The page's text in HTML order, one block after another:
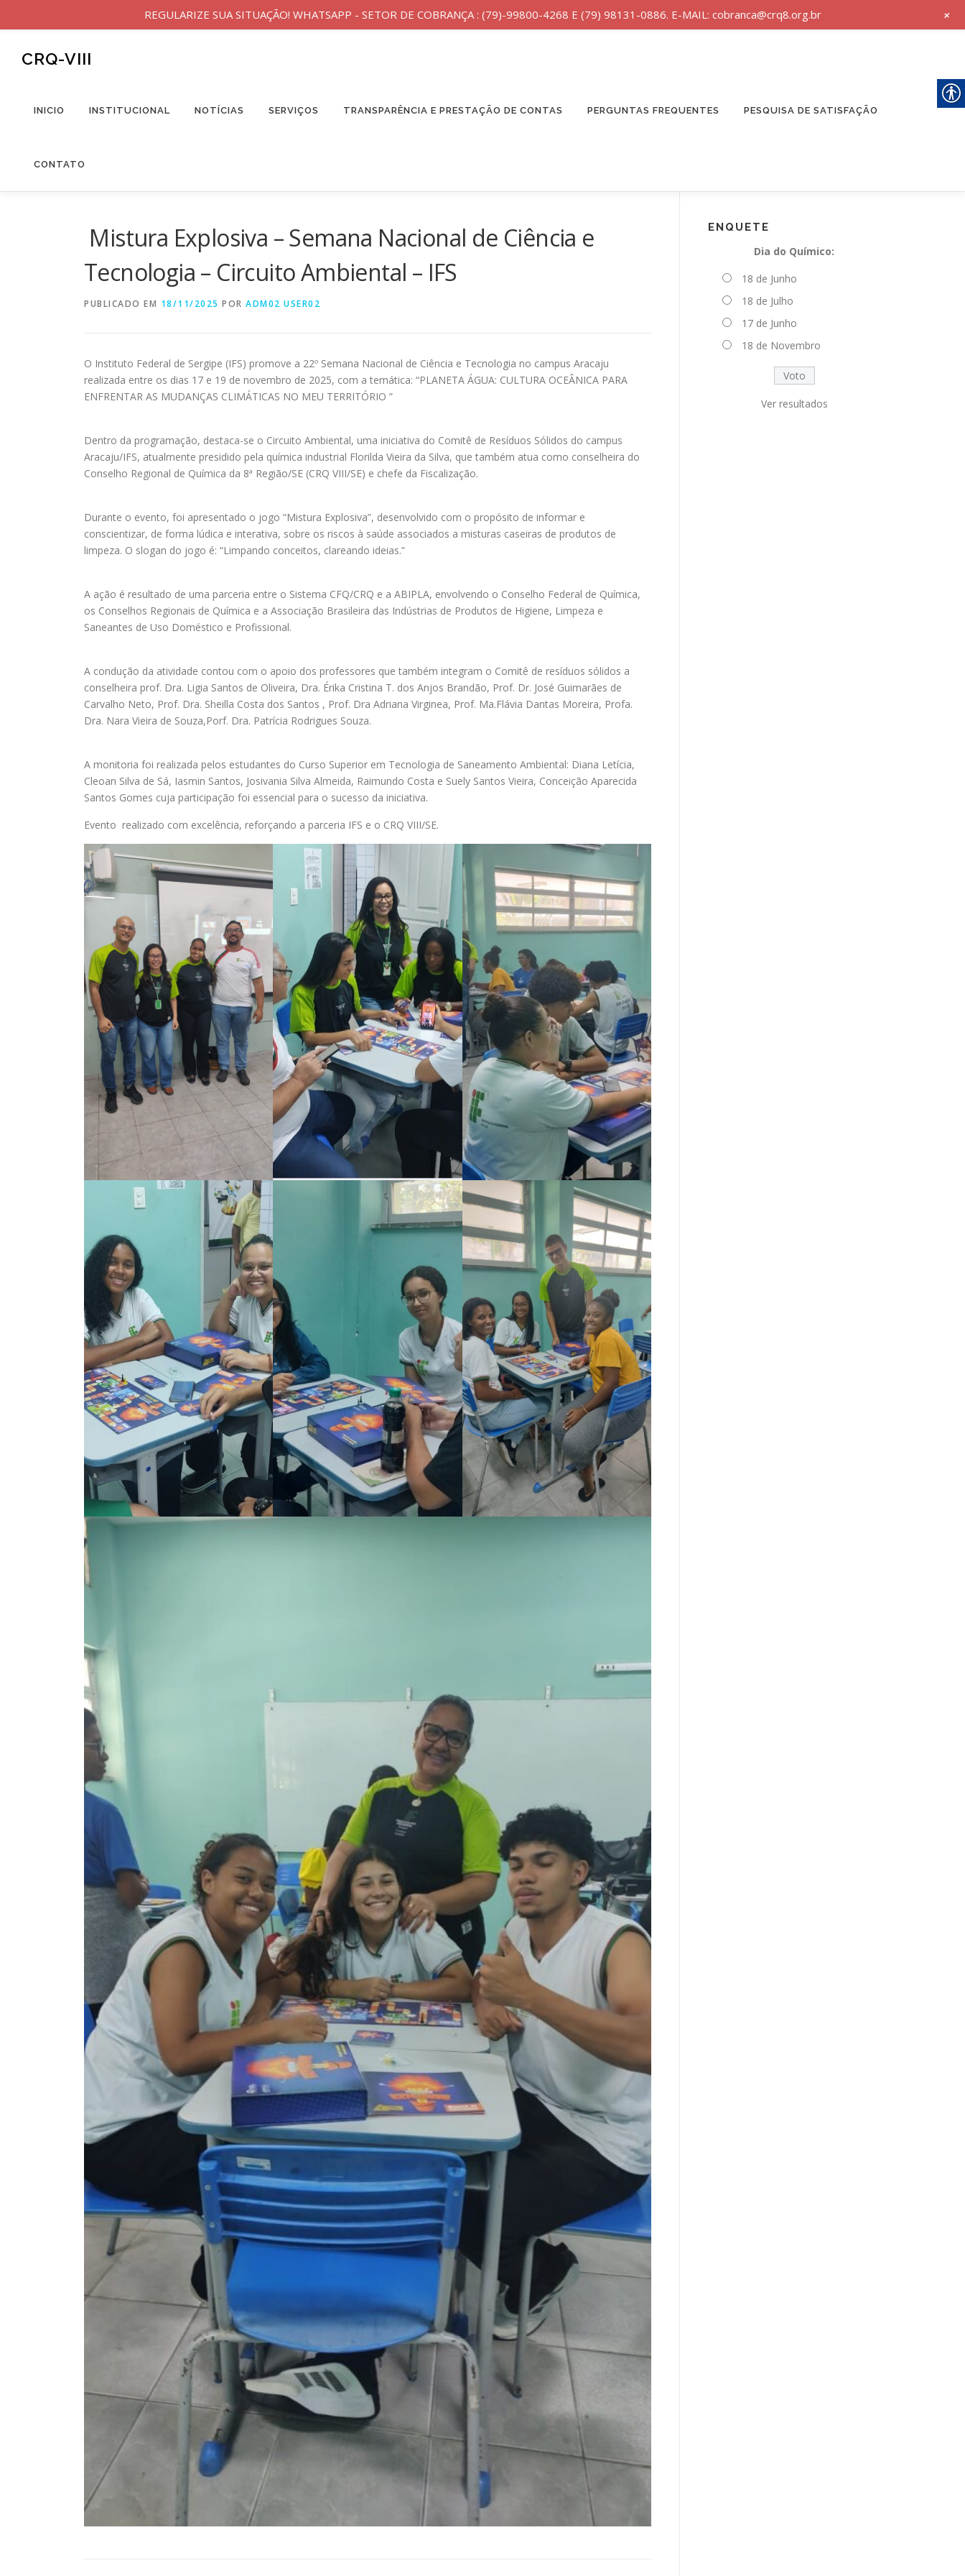
CRQ-VIII
INICIO INSTITUCIONAL NOTÍCIAS SERVIÇOS TRANSPARÊNCIA E PRESTAÇÃO DE CONTAS PERGUNTAS FREQUENTES PESQUISA DE SATISFAÇÃO
CONTATO
Mistura Explosiva – Semana Nacional de Ciência e
Tecnologia – Circuito Ambiental – IFS
PUBLICADO EM 18/11/2025 POR ADM02 USER02
O Instituto Federal de Sergipe (IFS) promove a 22º Semana Nacional de Ciência e Tecnologia no campus Aracaju
realizada entre os dias 17 e 19 de novembro de 2025, com a temática: “PLANETA ÁGUA: CULTURA OCEÂNICA PARA
ENFRENTAR AS MUDANÇAS CLIMÁTICAS NO MEU TERRITÓRIO ”
Dentro da programação, destaca-se o Circuito Ambiental, uma iniciativa do Comitê de Resíduos Sólidos do campus
Aracaju/IFS, atualmente presidido pela química industrial Florilda Vieira da Silva, que também atua como conselheira do
Conselho Regional de Química da 8ª Região/SE (CRQ VIII/SE) e chefe da Fiscalização.
Durante o evento, foi apresentado o jogo “Mistura Explosiva”, desenvolvido com o propósito de informar e
conscientizar, de forma lúdica e interativa, sobre os riscos à saúde associados a misturas caseiras de produtos de
limpeza. O slogan do jogo é: “Limpando conceitos, clareando ideias.”
A ação é resultado de uma parceria entre o Sistema CFQ/CRQ e a ABIPLA, envolvendo o Conselho Federal de Química,
os Conselhos Regionais de Química e a Associação Brasileira das Indústrias de Produtos de Higiene, Limpeza e
Saneantes de Uso Doméstico e Profissional.
A condução da atividade contou com o apoio dos professores que também integram o Comitê de resíduos sólidos a
conselheira prof. Dra. Ligia Santos de Oliveira, Dra. Érika Cristina T. dos Anjos Brandão, Prof. Dr. José Guimarães de
Carvalho Neto, Prof. Dra. Sheilla Costa dos Santos , Prof. Dra Adriana Virginea, Prof. Ma.Flávia Dantas Moreira, Profa.
Dra. Nara Vieira de Souza,Porf. Dra. Patrícia Rodrigues Souza.
A monitoria foi realizada pelos estudantes do Curso Superior em Tecnologia de Saneamento Ambiental: Diana Letícia,
Cleoan Silva de Sá, Iasmin Santos, Josivania Silva Almeida, Raimundo Costa e Suely Santos Vieira, Conceição Aparecida
Santos Gomes cuja participação foi essencial para o sucesso da iniciativa.
Evento realizado com excelência, reforçando a parceria IFS e o CRQ VIII/SE.
ENQUETE
Dia do Químico:
18 de Junho
18 de Julho
17 de Junho
18 de Novembro
Ver resultados
REGULARIZE SUA SITUAÇÃO! WHATSAPP - SETOR DE COBRANÇA : (79)-99800-4268 E (79) 98131-0886. E-MAIL: cobranca@crq8.org.br +